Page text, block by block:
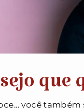
que
você também